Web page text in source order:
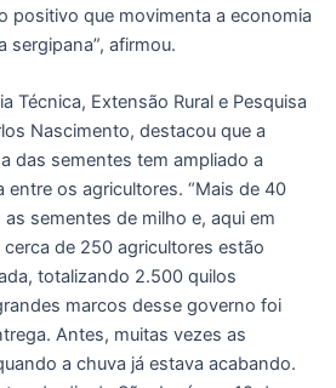
positivo que movimenta a economia
sergipana”, afirmou.
Técnica, Extensão Rural e Pesquisa
Nascimento, destacou que a
das sementes tem ampliado a
entre os agricultores. “Mais de 40
sementes de milho e, aqui em
de 250 agricultores estão
totalizando 2.500 quilos
marcos desse governo foi
Antes, muitas vezes as
a chuva já estava acabando.